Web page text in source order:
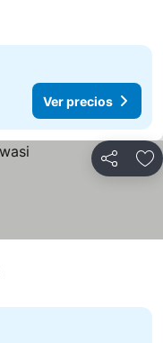
Ver precios
Compartir